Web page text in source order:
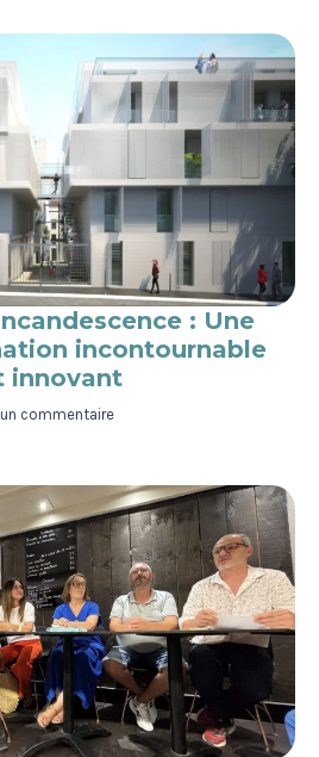
: Une
incontournable
innovant
commentaire